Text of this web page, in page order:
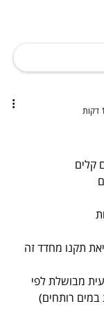
קלים
תקנו מחדד זה
מבושלת לפי
במים רותחים)